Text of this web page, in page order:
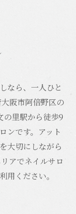
なら、一人ひと
阪市阿倍野区の
里駅から徒歩9
ンです。アット
大切にしながら
アでネイルサロ
ください。